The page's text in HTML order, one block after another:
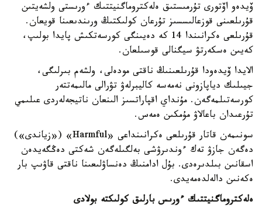
ۆيدەو اۆتورى تۇرمىستىق ەلەكتروماگنيتتىك ءورىستى ولشەيتىن
قۇرىلعىنى قوزعالىسسىز تۇرعان كولىكتىڭ ورىندىعىنا قويعان.
قۇرىلعى ەكرانىندا 14 كە دەيىنگى كورسەتكىش پايدا بولىپ،
كەيىن ەسكەرتۋ سيگنالى قوسىلعان.
الايدا ۆيدەودا قۇرىلعىنىڭ ناقتى مودەلى، ولشەم بىرلىگى،
جيىلىك دياپازونى نەمەسە كاليبرلەۋ تۋرالى مالىمەتتەر
كورسەتىلمەگەن. مۇنداي اقپاراتسىز الىنعان ناتيجەلەردى عىلىمي
تۇرعىدان باعالاۋ مۇمكىن ەمەس.
سونىمەن قاتار قۇرىلعى ەكرانىنداعى «Harmful» («زياندى»)
دەگەن جازۋ تەك ءوندىرۋشى بەلگىلەگەن شەكتى دەڭگەيدەن
اسقانىن بىلدىرەدى. بۇل ادامنىڭ دەنساۋلىعىنا ناقتى قاۋىپ بار
ەكەنىن دالەلدەمەيدى.
ەلەكتروماگنيتتىك ءورىس بارلىق كولىكتە بولادى